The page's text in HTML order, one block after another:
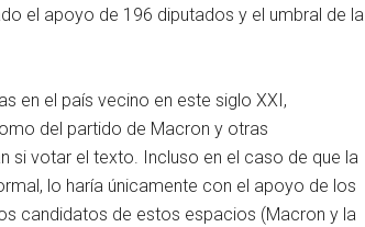
el apoyo de 196 diputados y el umbral de la
en el país vecino en este siglo XXI,
del partido de Macron y otras
si votar el texto. Incluso en el caso de que la
lo haría únicamente con el apoyo de los
candidatos de estos espacios (Macron y la